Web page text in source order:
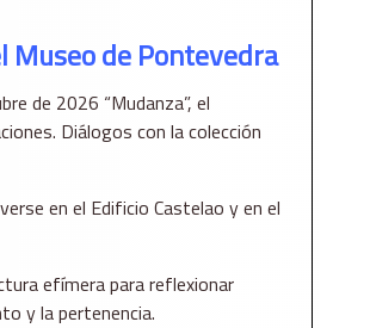
Museo de Pontevedra
de 2026 “Mudanza”, el
Diálogos con la colección
en el Edificio Castelao y en el
efímera para reflexionar
y la pertenencia.